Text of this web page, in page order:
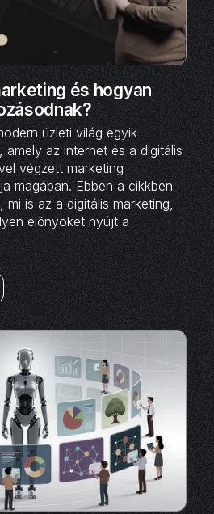
és hogyan
üzleti világ egyik
az internet és a digitális
végzett marketing
magában. Ebben a cikkben
is az a digitális marketing,
előnyöket nyújt a